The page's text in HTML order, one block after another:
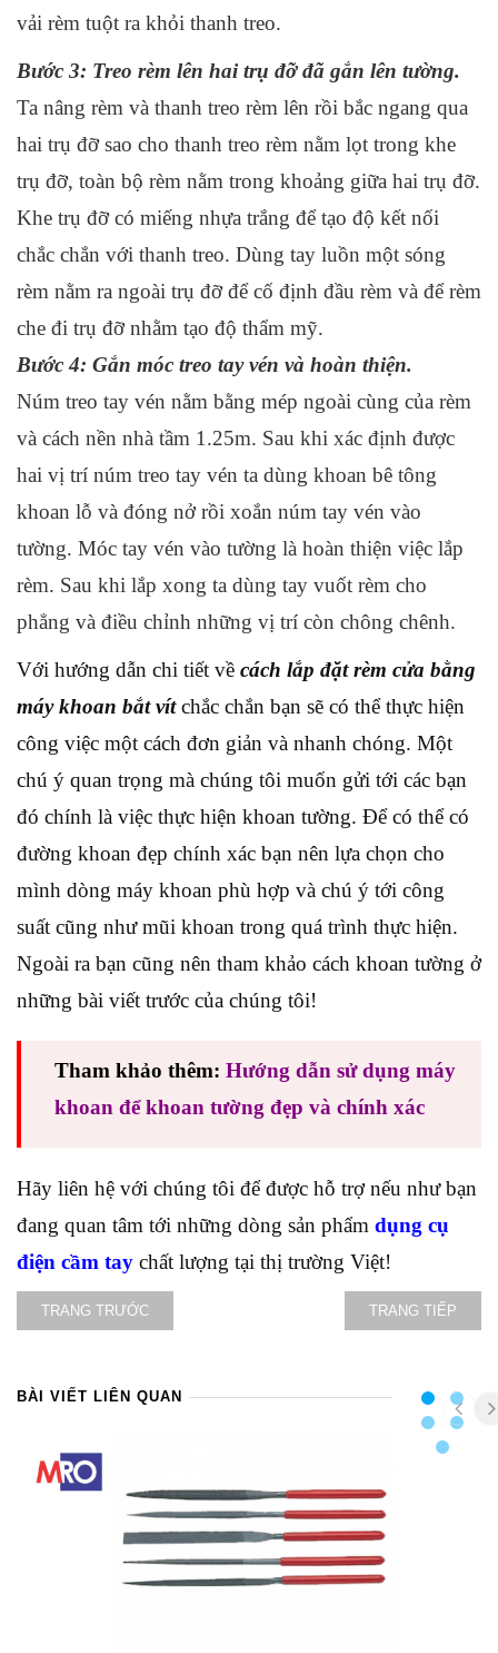
vải rèm tuột ra khỏi thanh treo.
Bước 3: Treo rèm lên hai trụ đỡ đã gắn lên tường.
Ta nâng rèm và thanh treo rèm lên rồi bắc ngang qua
hai trụ đỡ sao cho thanh treo rèm nằm lọt trong khe
trụ đỡ, toàn bộ rèm nằm trong khoảng giữa hai trụ đỡ.
Khe trụ đỡ có miếng nhựa trắng để tạo độ kết nối
chắc chắn với thanh treo. Dùng tay luồn một sóng
rèm nằm ra ngoài trụ đỡ để cố định đầu rèm và để rèm
che đi trụ đỡ nhằm tạo độ thẩm mỹ.
Bước 4: Gắn móc treo tay vén và hoàn thiện.
Núm treo tay vén nằm bằng mép ngoài cùng của rèm
và cách nền nhà tầm 1.25m. Sau khi xác định được
hai vị trí núm treo tay vén ta dùng khoan bê tông
khoan lỗ và đóng nở rồi xoắn núm tay vén vào
tường. Móc tay vén vào tường là hoàn thiện việc lắp
rèm. Sau khi lắp xong ta dùng tay vuốt rèm cho
phẳng và điều chỉnh những vị trí còn chông chênh.
Với hướng dẫn chi tiết về cách lắp đặt rèm cửa bằng
máy khoan bắt vítchắc chắn bạn sẽ có thể thực hiện
công việc một cách đơn giản và nhanh chóng. Một
chú ý quan trọng mà chúng tôi muốn gửi tới các bạn
đó chính là việc thực hiện khoan tường. Để có thể có
đường khoan đẹp chính xác bạn nên lựa chọn cho
mình dòng máy khoan phù hợp và chú ý tới công
suất cũng như mũi khoan trong quá trình thực hiện.
Ngoài ra bạn cũng nên tham khảo cách khoan tường ở
những bài viết trước của chúng tôi!
Tham khảo thêm: Hướng dẫn sử dụng máy
khoan để khoan tường đẹp và chính xác
Hãy liên hệ với chúng tôi để được hỗ trợ nếu như bạn
đang quan tâm tới những dòng sản phẩm dụng cụ
điện cầm tay chất lượng tại thị trường Việt!
TRANG TRƯỚC TRANG TIẾP
BÀI VIẾT LIÊN QUAN